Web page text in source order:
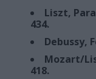
Liszt,
434.
Debussy,
Mozart/
418.